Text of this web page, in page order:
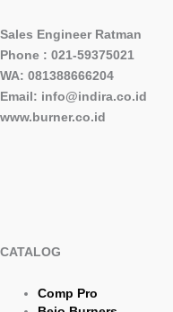
Sales Engineer Ratman
Phone : 021-59375021
WA: 081388666204
Email: info@indira.co.id
www.burner.co.id
CATALOG
Comp Pro